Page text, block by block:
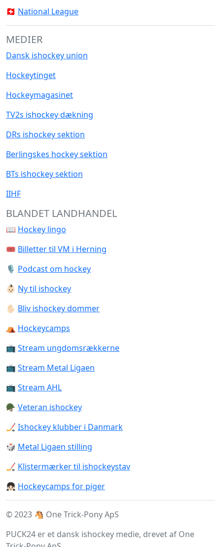
🇨🇭 National League
MEDIER
Dansk ishockey union
Hockeytinget
Hockeymagasinet
TV2s ishockey dækning
DRs ishockey sektion
Berlingskes hockey sektion
BTs ishockey sektion
IIHF
BLANDET LANDHANDEL
📖 Hockey lingo
🎟️ Billetter til VM i Herning
🎙️ Podcast om hockey
👶🏻 Ny til ishockey
✋🏻 Bliv ishockey dommer
⛺️ Hockeycamps
📺 Stream ungdomsrækkerne
📺 Stream Metal Ligaen
📺 Stream AHL
🪖 Veteran ishockey
🏒 Ishockey klubber i Danmark
🎲 Metal Ligaen stilling
🏒 Klistermærker til ishockeystav
👧🏻 Hockeycamps for piger
© 2023 🐴 One Trick-Pony ApS
PUCK24 er et dansk ishockey medie, drevet af One